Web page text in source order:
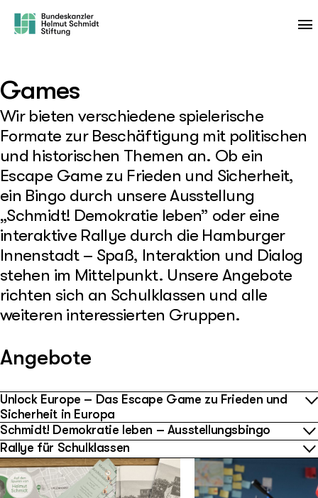
Games
Wir bieten verschiedene spielerische
Formate zur Beschäftigung mit politischen
und historischen Themen an. Ob ein
Escape Game zu Frieden und Sicherheit,
ein Bingo durch unsere Ausstellung
„Schmidt! Demokratie leben” oder eine
interaktive Rallye durch die Hamburger
Innenstadt – Spaß, Interaktion und Dialog
stehen im Mittelpunkt. Unsere Angebote
richten sich an Schulklassen und alle
weiteren interessierten Gruppen.
Angebote
Unlock Europe – Das Escape Game zu Frieden und
Sicherheit in Europa
Schmidt! Demokratie leben – Ausstellungsbingo
Rallye für Schulklassen